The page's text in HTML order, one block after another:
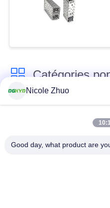
Catégories
connecteur de
Connecteurs
Nicole Zhuo
Good day, what product are